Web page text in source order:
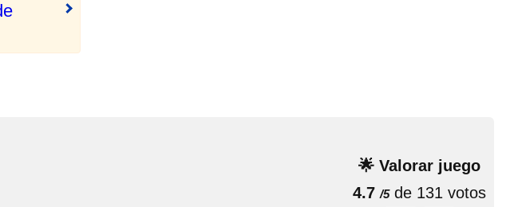
🌟 Valorar juego
4.7 /5de 131 votos